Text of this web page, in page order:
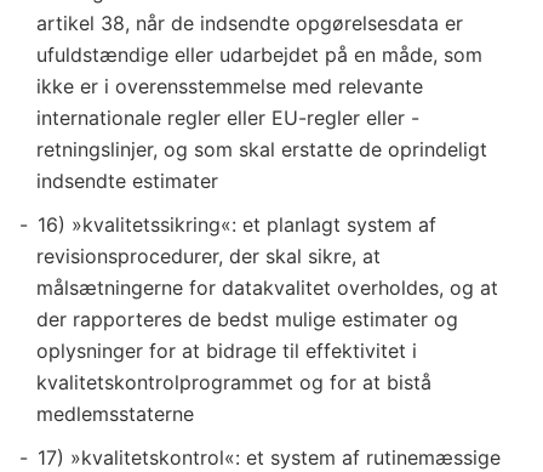
artikel 38, når de indsendte opgørelsesdata er
ufuldstændige eller udarbejdet på en måde, som
ikke er i overensstemmelse med relevante
internationale regler eller EU-regler eller -
retningslinjer, og som skal erstatte de oprindeligt
indsendte estimater
16) »kvalitetssikring«: et planlagt system af
revisionsprocedurer, der skal sikre, at
målsætningerne for datakvalitet overholdes, og at
der rapporteres de bedst mulige estimater og
oplysninger for at bidrage til effektivitet i
kvalitetskontrolprogrammet og for at bistå
medlemsstaterne
17) »kvalitetskontrol«: et system af rutinemæssige